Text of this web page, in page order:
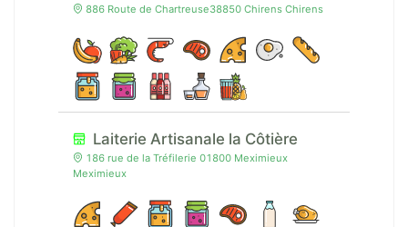
886 Route de Chartreuse38850 Chirens Chirens
Laiterie Artisanale la Côtière
186 rue de la Tréfilerie 01800 Meximieux
Meximieux